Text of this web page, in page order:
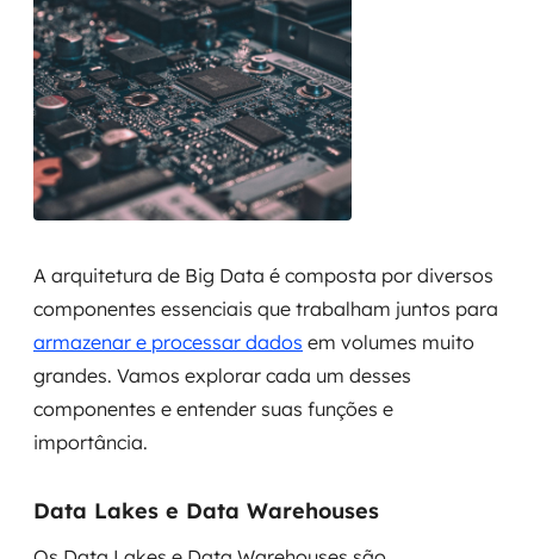
A arquitetura de Big Data é composta por diversos
componentes essenciais que trabalham juntos para
armazenar e processar dados em volumes muito
grandes. Vamos explorar cada um desses
componentes e entender suas funções e
importância.
Data Lakes e Data Warehouses